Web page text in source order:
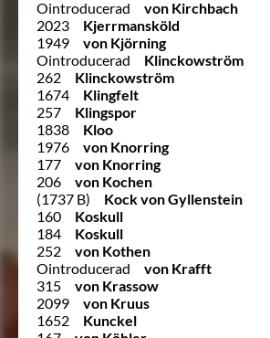
Ointroducerad
von Kirchbach
2023
Kjerrmansköld
1949
von Kjörning
Ointroducerad
Klinckowström
262
Klinckowström
1674
Klingfelt
257
Klingspor
1838
Kloo
1976
von Knorring
177
von Knorring
206
von Kochen
(1737 B)
Kock von Gyllenstein
160
Koskull
184
Koskull
252
von Kothen
Ointroducerad
von Krafft
315
von Krassow
2099
von Kruus
1652
Kunckel